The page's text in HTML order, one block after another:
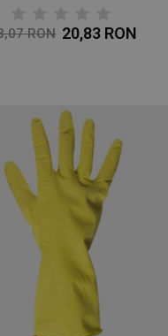
RON 20,83 RON